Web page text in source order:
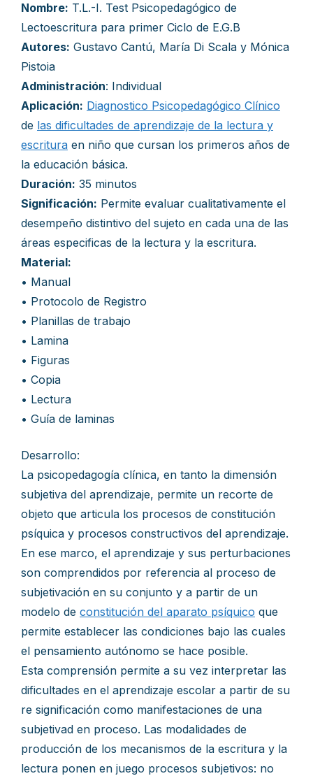
Nombre: T.L.-I. Test Psicopedagógico de
Lectoescritura para primer Ciclo de E.G.B
Autores: Gustavo Cantú, María Di Scala y Mónica
Pistoia
Administración: Individual
Aplicación: Diagnostico Psicopedagógico Clínico
de las dificultades de aprendizaje de la lectura y
escritura en niño que cursan los primeros años de
la educación básica.
Duración: 35 minutos
Significación: Permite evaluar cualitativamente el
desempeño distintivo del sujeto en cada una de las
áreas especificas de la lectura y la escritura.
Material:
• Manual
• Protocolo de Registro
• Planillas de trabajo
• Lamina
• Figuras
• Copia
• Lectura
• Guía de laminas
Desarrollo:
La psicopedagogía clínica, en tanto la dimensión
subjetiva del aprendizaje, permite un recorte de
objeto que articula los procesos de constitución
psíquica y procesos constructivos del aprendizaje.
En ese marco, el aprendizaje y sus perturbaciones
son comprendidos por referencia al proceso de
subjetivación en su conjunto y a partir de un
modelo de constitución del aparato psíquico que
permite establecer las condiciones bajo las cuales
el pensamiento autónomo se hace posible.
Esta comprensión permite a su vez interpretar las
dificultades en el aprendizaje escolar a partir de su
re significación como manifestaciones de una
subjetivad en proceso. Las modalidades de
producción de los mecanismos de la escritura y la
lectura ponen en juego procesos subjetivos: no